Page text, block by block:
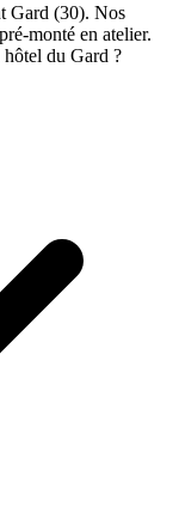
Gard (30). Nos
monté en atelier.
hôtel du Gard ?